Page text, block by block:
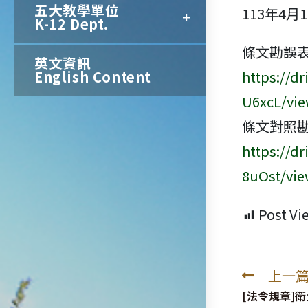
五大教學單位
K-12 Dept.
英文資訊
English Content
113年4月
條文勘誤
https://
U6xcL/
條文對照
https://
8uOst/
Post
Read
more
上一
[法令規章]